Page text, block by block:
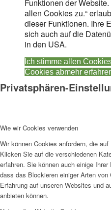
Funktionen der
allen Cookies zu.“
dieser Funktionen. Ihre
sich auch auf die
in den USA.
Ich stimme allen
Cookies abmehr
Privatsphären-
Wie wir Cookies verwenden
Wir können Cookies anfordern, die
Klicken Sie auf die verschiedenen
erfahren. Sie können auch einige
dass das Blockieren einiger Arten
Erfahrung auf unseren Websites und
anbieten können.